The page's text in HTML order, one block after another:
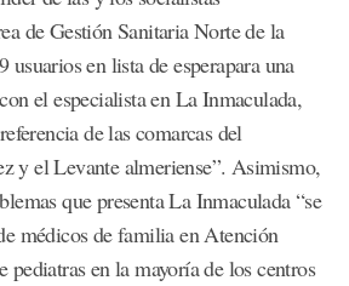
de Gestión Sanitaria Norte de la
usuarios en lista de esperapara una
el especialista en La Inmaculada,
de las comarcas del
y el Levante almeriense”. Asimismo,
que presenta La Inmaculada “se
médicos de familia en Atención
pediatras en la mayoría de los centros